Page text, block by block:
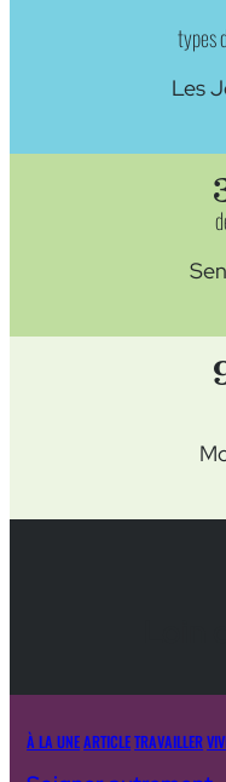
types
Les
À LA UNEARTICLETRAVAILLER